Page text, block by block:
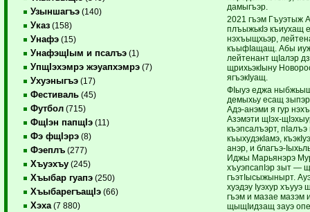
Узыншагъэ (140)
Указ (158)
Унафэ (15)
УнафэщIым и псалъэ (1)
УпщIэхэмрэ жэуапхэмрэ (7)
Ухуэныгъэ (17)
Фестиваль (45)
Футбол (715)
ФщIэн папщIэ (11)
Фэ фщIэрэ (8)
Фэеплъ (277)
Хъуэхъу (245)
Хъыбар гуапэ (250)
ХъыбарегъащIэ (66)
Хэха (7 880)
дамыгъэр.
2021 гъэм Гъуэтыж
плъыжькIэ къиухащ
нэхъыщхьэр,
къыфIащащ. Абы
лейтенант щIалэр
щрихьэкIыну
ягъэкIуащ.
ФIыуэ еджа
демыхьу есащ
Адэ-анэми я гур нэхъ
Азэмэти щIэх-
къэпсалъэрт, пIалъэ
къыхудэкIамэ,
анэр, и благъэ-
Иджы Марьянэрэ
хъуэпсапIэр зыт —
гъэтIысыжынырт. Ауэ
хуэдэу Iуэхур
гъэм и мазае мазэм
щыщIидзащ зауэ